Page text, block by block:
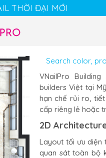
THỜI ĐẠI MỚI
VNailPro
builders Việt tại
hạn chế rủi ro,
cấp riêng lẻ hoặc
2D
Layout tối ưu diện
quan sát toàn bộ